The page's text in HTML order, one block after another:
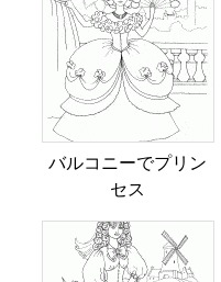
バルコニーでプリン
セス